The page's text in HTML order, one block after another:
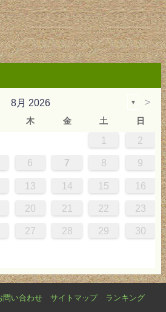
8月 2026 ▼ >
木 金 土 日
1 2
6 7 8 9
13 14 15 16
20 21 22 23
27 28 29 30
問い合わせ サイトマップ ランキング